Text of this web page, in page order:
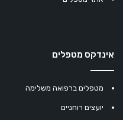
אינדקס מטפלים
מטפלים ברפואה משלימה
יועצים רוחניים